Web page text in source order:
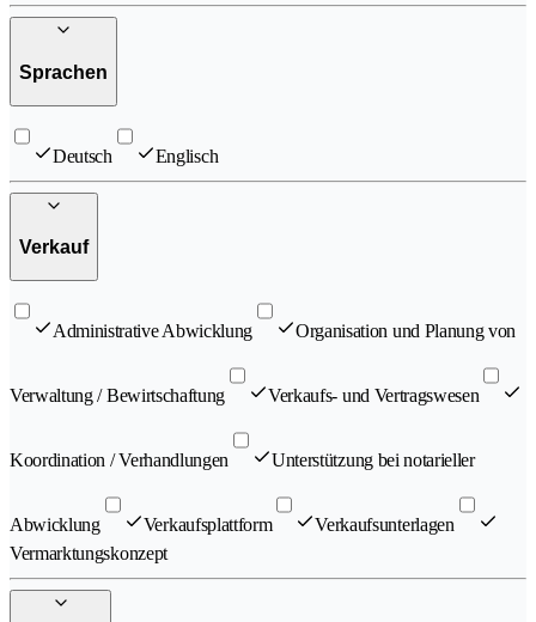
Sprachen
Deutsch Englisch
Verkauf
Administrative Abwicklung Organisation und Planung von
Verwaltung / Bewirtschaftung Verkaufs- und Vertragswesen
Koordination / Verhandlungen Unterstützung bei notarieller
Abwicklung Verkaufsplattform
Verkaufsunterlagen
Vermarktungskonzept